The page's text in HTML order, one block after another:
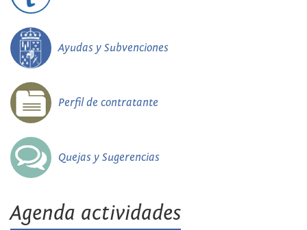
Ayudas y Subvenciones
Perfil de contratante
Quejas y Sugerencias
Agenda actividades